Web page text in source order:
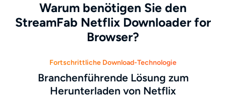
Warum benötigen Sie den
StreamFab Netflix Downloader for
Browser?
Fortschrittliche Download-Technologie
Branchenführende Lösung zum
Herunterladen von Netflix